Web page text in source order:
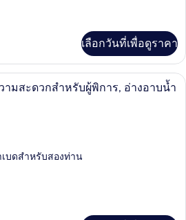
เลือกวันที่เพื่อดูราคา
ตู้นิรภัยในห้องพัก, โต๊ะทำงาน, พื้นที่ท
มสะดวกสำหรับผู้พิการ, อ่างอาบน้ำ
เบดสำหรับสองท่าน